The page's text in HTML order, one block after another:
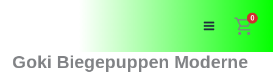
0
Goki Biegepuppen Moderne